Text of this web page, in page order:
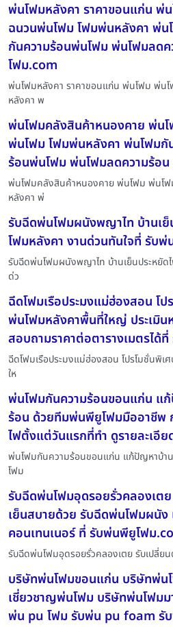
พ่นโฟมหลังคา ราคาขอนแก่น พ่
ฉนวนพ่นโฟม โฟมพ่นหลังคา พ่น
กันความร้อนพ่นโฟม พ่นโฟมลด
โฟม.com
พ่นโฟมหลังคา ราคาขอนแก่น พ่นโฟม พ่น
หลังคา พ
พ่นโฟมคลังสินค้าหนองคาย พ่น
พ่นโฟม โฟมพ่นหลังคา พ่นโฟมกั
ร้อนพ่นโฟม พ่นโฟมลดความร้อ
พ่นโฟมคลังสินค้าหนองคาย พ่นโฟม พ่นโ
หลังคา พ่
รับฉีดพ่นโฟมผนังพญาไท บ้านเ
โฟมหลังคา งานด่วนทันใจที่ รับ
รับฉีดพ่นโฟมผนังพญาไท บ้านเย็นประหยั
ด่ว
ฉีดโฟมเรือประมงแม่ฮ่องสอน โ
พ่นโฟมหลังคาพื้นที่ใหญ่ ประเมิน
สอบถามราคาต่อตารางเมตรไ
ฉีดโฟมเรือประมงแม่ฮ่องสอน โปรโมชั่นพิ
ให
พ่นโฟมกันความร้อนขอนแก่น แ
ร้อน ด้วยทีมพ่นพียูโฟมมืออาชีพ
ไฟตั้งแต่วันแรกที่ทำ ดูรายละเอี
พ่นโฟมกันความร้อนขอนแก่น แก้ปัญหาบ้า
โฟม
รับฉีดพ่นโฟมอุดรอยรั่วคลองเต
เย็นสบายด้วย รับฉีดพ่นโฟมผนัง
คอนเทนเนอร์ ที่ รับพ่นพียูโฟม
รับฉีดพ่นโฟมอุดรอยรั่วคลองเตย รับเปลี่ย
บริษัทพ่นโฟมขอนแก่น บริษัทพ่น
เชี่ยวชาญพ่นโฟม บริษัทพ่นโฟมม
พ่น pu โฟม รับพ่น pu foam รั